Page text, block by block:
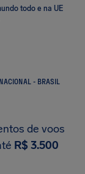
todo e na UE
- BRASIL
de voos
R$ 3.500